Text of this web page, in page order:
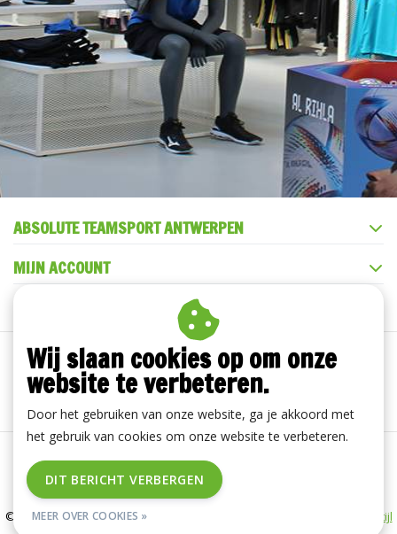
ABSOLUTE TEAMSPORT ANTWERPEN
MIJN ACCOUNT
Algemene voorwaarden | Disclaimer
RSS Feed
© Copyright 2026 - ABSOLUTE TEAMSPORT ANTWERPEN | Realisatie
InStijl
Wij slaan cookies op om onze
website te verbeteren.
Door het gebruiken van onze website, ga je akkoord met
het gebruik van cookies om onze website te verbeteren.
DIT BERICHT VERBERGEN
MEER OVER COOKIES »